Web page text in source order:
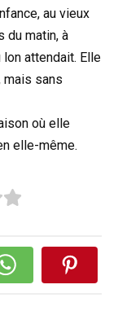
au vieux
du matin, à
attendait. Elle
mais sans
où elle
elle-même.